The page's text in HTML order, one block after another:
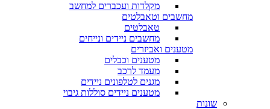
מקלדות ועכברים למחשב
מחשבים וטאבלטים
טאבלטים
מחשבים ניידים ונייחים
מטענים ואביזרים
מטענים וכבלים
מעמד לרכב
מגנים לטלפונים ניידים
מטענים ניידים סוללות גיבוי
שונות